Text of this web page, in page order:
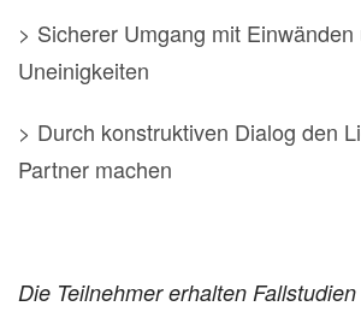
> Sicherer Umgang mit Einwänden
Uneinigkeiten
> Durch konstruktiven Dialog den
Partner machen
Die Teilnehmer erhalten